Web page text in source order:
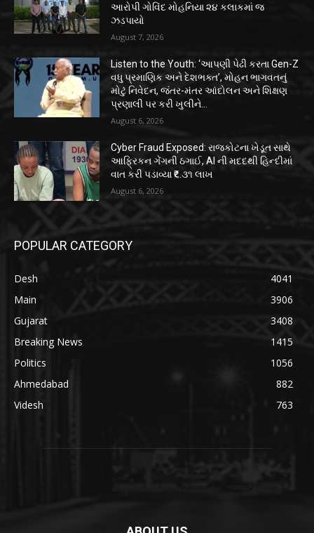
આરોપી ગોવિંદ મોહનિયા ૨૪ કલાકમાં જ
ઝડપાયો
August 7, 2026
Listen to the Youth: ‘આપણી પેઢી કરતા Gen-Z
વધુ પ્રમાણિક અને દેશભક્ત’, મોહન ભાગવતનું
મોટું નિવેદન, જંતર-મંતર આંદોલન અને શિક્ષણ
પ્રણાલી પર કરી ખુલીને...
August 6, 2026
Cyber Fraud Exposed: રાજકોટના ખેડૂત સાથે
આફ્રિકન ગેંગની ઠગાઈ, AI ની મદદથી હિન્દીમાં
વાત કરી પડાવ્યા ₹૬.૩૧ લાખ
August 6, 2026
POPULAR CATEGORY
Desh
4041
Main
3906
Gujarat
3408
Breaking News
1415
Politics
1056
Ahmedabad
882
Videsh
763